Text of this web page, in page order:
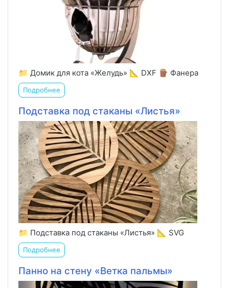
📁 Домик для кота «Желудь» 📐 DXF 🪵 Фанера
Подробнее
Подставка под стаканы «Листья»
📁 Подставка под стаканы «Листья» 📐 SVG
Подробнее
Панно на стену «Ветка пальмы»